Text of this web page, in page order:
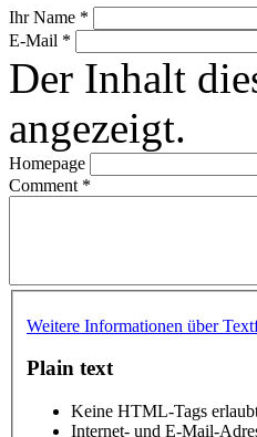
Ihr Name *
E-Mail *
Der Inhalt
angezeigt.
Homepage
Comment *
Weitere Informationen über
Plain text
Keine HTML-Tags
Internet- und E-Mail-